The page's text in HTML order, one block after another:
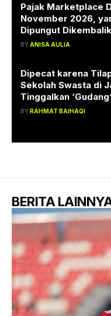
Pajak Marketplace
November 2026,
Dipungut
BYANISA AULIA
Dipecat karena
Sekolah Swasta di
Tinggalkan
BYRAHMAT BAIHAQI
BERITA